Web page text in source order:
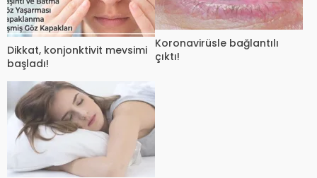
Dikkat, konjonktivit mevsimi
başladı!
Koronavirüsle bağlantılı
çıktı!